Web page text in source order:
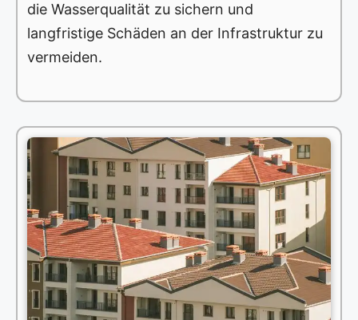
die Wasserqualität zu sichern und
langfristige Schäden an der Infrastruktur zu
vermeiden.